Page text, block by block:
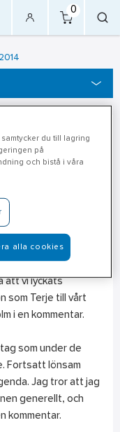
0
2014
2014-02-10
Ahlsell-koncernens
norska
åren 1989 till 2013 var
av nordisk
att vi lyckats
som Terje till vårt
i en kommentar.
som under de
Fortsatt lönsam
Jag tror att jag
generellt, och
kommentar.
du till lagring
på
och bistå i våra
alla cookies